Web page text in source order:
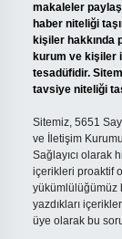
makaleler
haber niteliği
kişiler hakkında
kurum ve kişiler
tesadüfidir.
tavsiye niteliği
Sitemiz, 5651
ve İletişim
Sağlayıcı olarak
içerikleri proaktif
yükümlülüğümüz
yazdıkları
üye olarak bu